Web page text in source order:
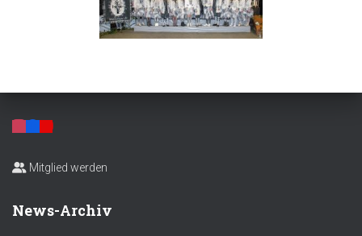
Mitglied werden
News-Archiv